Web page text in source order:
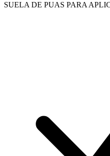
SUELA DE PUAS PARA